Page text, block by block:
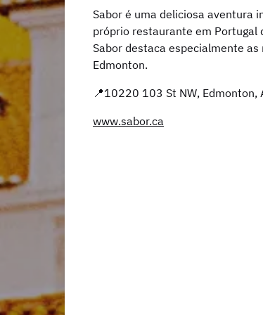
Sabor é uma deliciosa aventura
próprio restaurante em Portugal
Sabor destaca especialmente
Edmonton.
📍10220 103 St NW, Edmonton,
www.sabor.ca